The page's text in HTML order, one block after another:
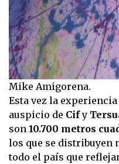
Mike Amigorena.
Esta vez la
auspicio de Cify
son 10.700 metros
los que se distribuyen
todo el país que